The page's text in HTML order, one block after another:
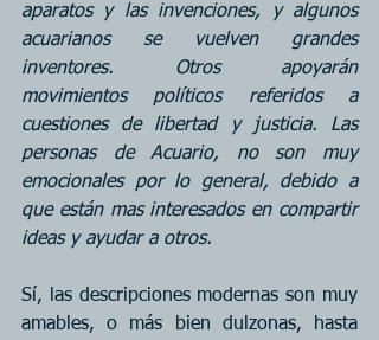
aparatos y las invenciones, y algunos
acuarianos se vuelven grandes
inventores. Otros apoyarán
movimientos políticos referidos a
cuestiones de libertad y justicia. Las
personas de Acuario, no son muy
emocionales por lo general, debido a
que están mas interesados en compartir
ideas y ayudar a otros.
Sí, las descripciones modernas son muy
amables, o más bien dulzonas, hasta